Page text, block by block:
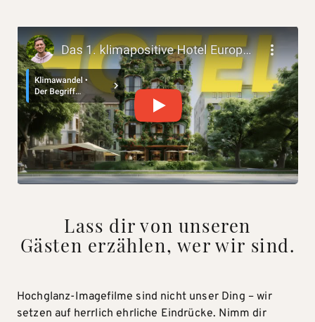
Lass dir von unseren
Gästen erzählen, wer wir sind.
Hochglanz-Imagefilme sind nicht unser Ding – wir
setzen auf herrlich ehrliche Eindrücke. Nimm dir